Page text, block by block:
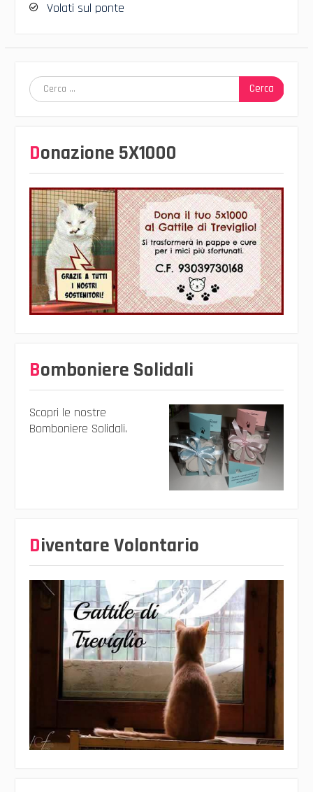
Volati sul ponte
Ricerca
per:
Donazione 5X1000
Bomboniere Solidali
Scopri le nostre
Bomboniere Solidali.
Diventare Volontario